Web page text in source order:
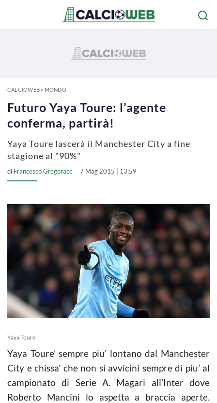
CALCIOWEB» MONDO
Futuro Yaya Toure: l’agente
conferma, partirà!
Yaya Toure lascerà il Manchester City a fine
stagione al "90%"
di Francesco Gregorace 7 Mag 2015 | 13:59
Yaya Toure
Yaya Toure’ sempre piu’ lontano dal Manchester
City e chissa’ che non si avvicini sempre di piu’ al
campionato di Serie A. Magari all’Inter dove
Roberto Mancini lo aspetta a braccia aperte.